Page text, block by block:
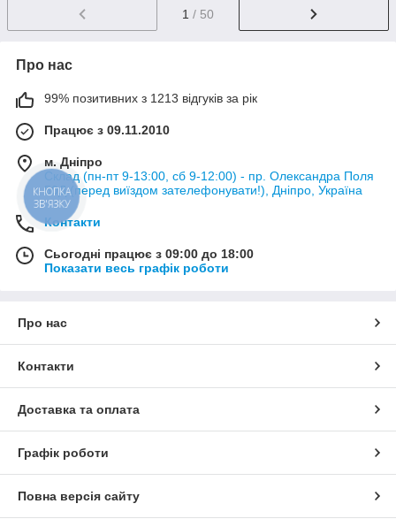
1 / 50
Про нас
99% позитивних з 1213 відгуків за рік
Працює з 09.11.2010
м. Дніпро
Склад (пн-пт 9-13:00, сб 9-12:00) - пр. Олександра Поля
50Д (перед виїздом зателефонувати!), Дніпро, Україна
Контакти
Сьогодні працює з 09:00 до 18:00
Показати весь графік роботи
Про нас
Контакти
Доставка та оплата
Графік роботи
Повна версія сайту
КНОПКА
ЗВ'ЯЗКУ